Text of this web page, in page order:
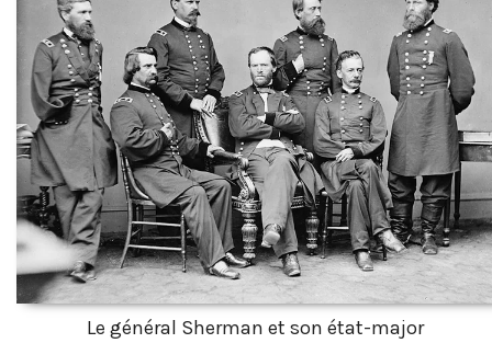
Le général Sherman et son état-major